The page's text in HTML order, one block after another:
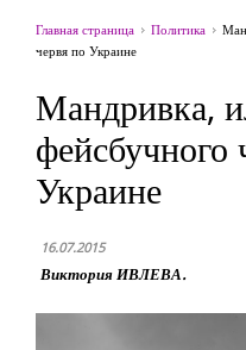
Главная страница Политика
червя по Украине
Мандривка,
фейсбучного
Украине
16.07.2015
Виктория ИВЛЕВА.